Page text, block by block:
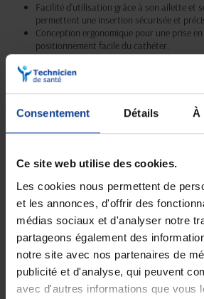
Consentement Détails À
Ce site web utilise des cookies.
Les cookies nous permettent de
et les annonces, d'offrir des
médias sociaux et d'analyser notre
partageons également des
notre site avec nos partenaires de
publicité et d'analyse, qui peuvent
avec d'autres informations que vous
Facilité d'utilisation grâce à son ailette et
permettent une insertion sécurisée et
Conception ergonomique pour une prise
positionnement facile du cathéter.
Stérilité garantie grâce à un emballage
facile et sécurisée.
Matériaux de qualité supérieure pour une
maximale.
Disponibilité en boite de 50 cathéters,
Livraison gratuite
En magasin Technicien de santé
En France à domicile à partir de 99€
Expédition